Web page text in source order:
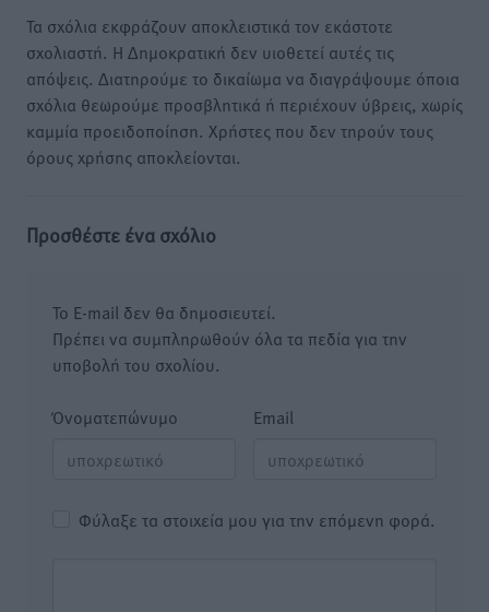
Τα σχόλια εκφράζουν αποκλειστικά τον εκάστοτε
σχολιαστή. Η Δημοκρατική δεν υιοθετεί αυτές τις
απόψεις. Διατηρούμε το δικαίωμα να διαγράψουμε όποια
σχόλια θεωρούμε προσβλητικά ή περιέχουν ύβρεις, χωρίς
καμμία προειδοποίηση. Χρήστες που δεν τηρούν τους
όρους χρήσης αποκλείονται.
Προσθέστε ένα σχόλιο
Το E-mail δεν θα δημοσιευτεί.
Πρέπει να συμπληρωθούν όλα τα πεδία για την
υποβολή του σχολίου.
Όνοματεπώνυμο Email
Φύλαξε τα στοιχεία μου για την επόμενη φορά.